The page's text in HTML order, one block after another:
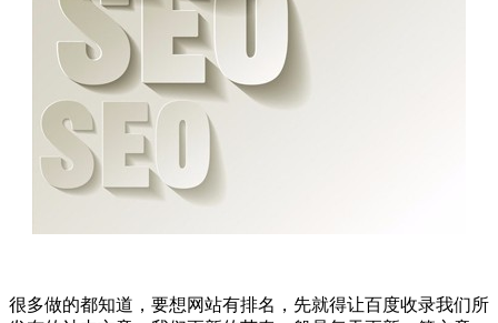
很多做的都知道，要想网站有排名，先就得让百度收录我们所